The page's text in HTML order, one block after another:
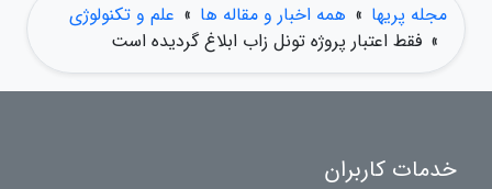
مجله پریها » همه اخبار و مقاله ها » علم و تکنولوژی
» فقط اعتبار پروژه تونل زاب ابلاغ گردیده است
خدمات کاربران